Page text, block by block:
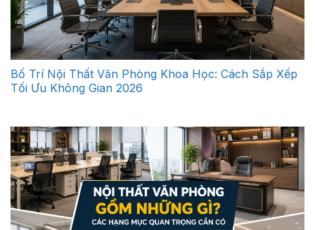
Bố Trí Nội Thất Văn Phòng Khoa Học: Cách Sắp Xếp
Tối Ưu Không Gian 2026